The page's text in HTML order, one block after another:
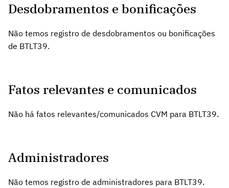
Desdobramentos e bonificações
Não temos registro de desdobramentos ou bonificações
de BTLT39.
Fatos relevantes e comunicados
Não há fatos relevantes/comunicados CVM para BTLT39.
Administradores
Não temos registro de administradores para BTLT39.